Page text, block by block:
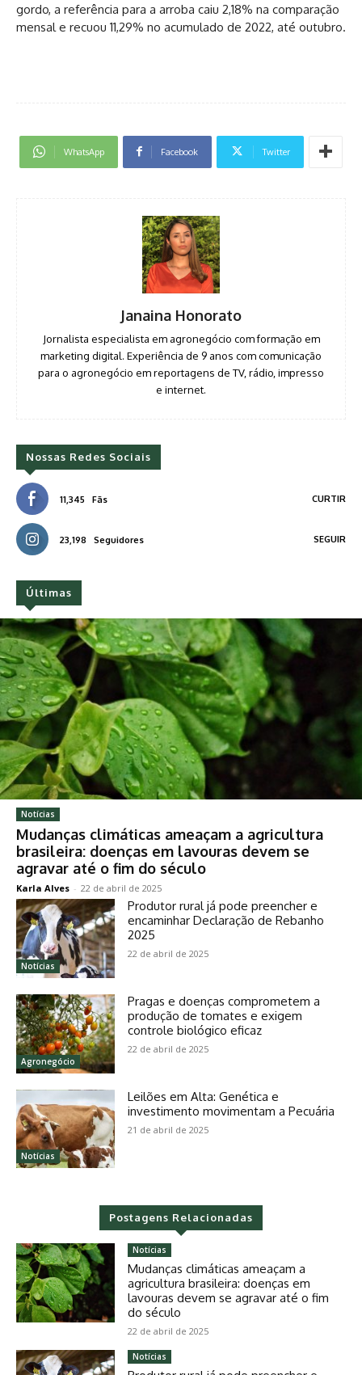
gordo, a referência para a arroba caiu 2,18% na comparação
mensal e recuou 11,29% no acumulado de 2022, até outubro.
WhatsApp Facebook Twitter
Janaina Honorato
Jornalista especialista em agronegócio com formação em
marketing digital. Experiência de 9 anos com comunicação
para o agronegócio em reportagens de TV, rádio, impresso
e internet.
Nossas Redes Sociais
11,345 Fãs CURTIR
23,198 Seguidores SEGUIR
Últimas
Notícias
Mudanças climáticas ameaçam a agricultura
brasileira: doenças em lavouras devem se
agravar até o fim do século
Karla Alves - 22 de abril de 2025
Notícias
Produtor rural já pode preencher e
encaminhar Declaração de Rebanho
2025
22 de abril de 2025
Agronegócio
Pragas e doenças comprometem a
produção de tomates e exigem
controle biológico eficaz
22 de abril de 2025
Notícias
Leilões em Alta: Genética e
investimento movimentam a Pecuária
21 de abril de 2025
Postagens Relacionadas
Notícias
Mudanças climáticas ameaçam a
agricultura brasileira: doenças em
lavouras devem se agravar até o fim
do século
22 de abril de 2025
Notícias